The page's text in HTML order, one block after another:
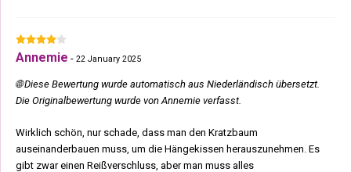
Annemie - 22 January 2025
🌐 Diese Bewertung wurde automatisch aus Niederländisch übersetzt.
Die Originalbewertung wurde von Annemie verfasst.
Wirklich schön, nur schade, dass man den Kratzbaum
auseinanderbauen muss, um die Hängekissen herauszunehmen. Es
gibt zwar einen Reißverschluss, aber man muss alles